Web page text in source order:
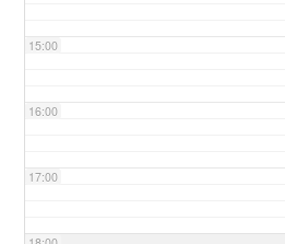
15:00
16:00
17:00